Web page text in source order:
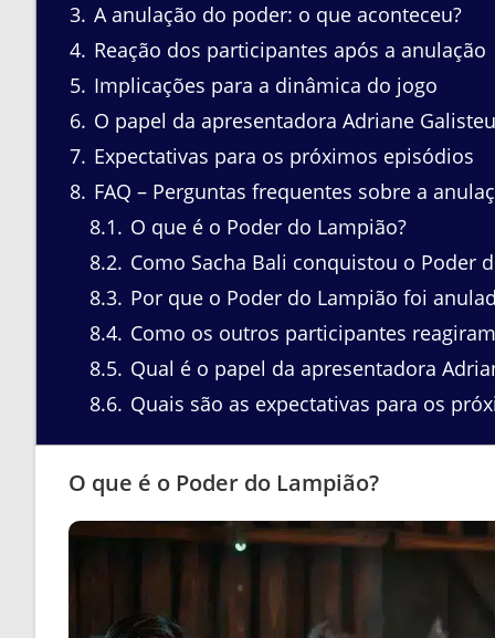
3 A anulação do poder: o que aconteceu?
4 Reação dos participantes após a anulação
5 Implicações para a dinâmica do jogo
6 O papel da apresentadora Adriane Galisteu
7 Expectativas para os próximos episódios
8 FAQ – Perguntas frequentes sobre a
8.1
O que é o Poder do Lampião?
8.2 Como Sacha Bali conquistou o Poder
8.3 Por que o Poder do Lampião foi
8.4 Como os outros participantes
8.5 Qual é o papel da apresentadora
8.6 Quais são as expectativas para os
O que é o Poder do Lampião?